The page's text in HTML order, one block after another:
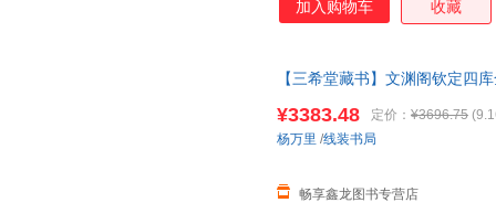
加入购物车 收藏
【三希堂藏书】文渊阁钦定四
当当客服
¥3383.48 定价： ¥3696.75
畅享鑫龙图书专营店
杨万里 /线装书局